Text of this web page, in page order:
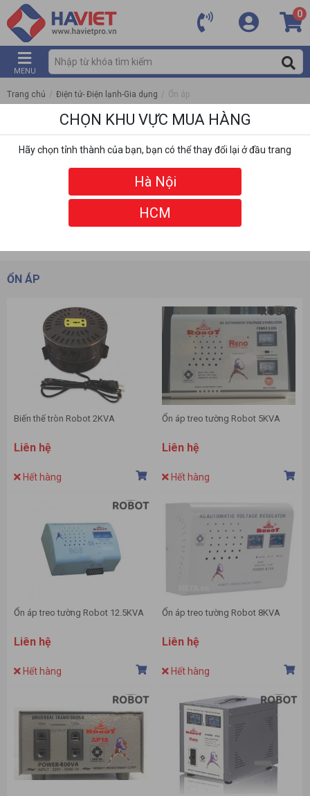
0
MENU
Trang chủ / Điện tử- Điện lạnh-Gia dụng / Ổn áp
ỔN ÁP
Biến thế tròn Robot 2KVA
Liên hệ
Hết hàng
Ổn áp treo tường Robot 5KVA
Liên hệ
Hết hàng
Ổn áp treo tường Robot 12.5KVA
Liên hệ
Hết hàng
Ổn áp treo tường Robot 8KVA
Liên hệ
Hết hàng
CHỌN KHU VỰC MUA HÀNG
Hãy chọn tỉnh thành của bạn, bạn có thể thay đổi lại ở đầu trang
Hà Nội
HCM